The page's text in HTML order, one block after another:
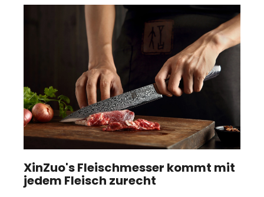
XinZuo's Fleischmesser kommt mit
jedem Fleisch zurecht